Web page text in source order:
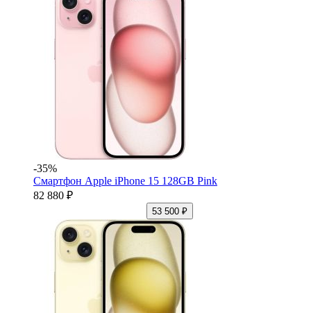
-35%
Смартфон Apple iPhone 15 128GB Pink
82 880 ₽
53 500 ₽